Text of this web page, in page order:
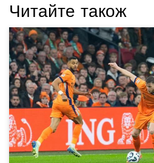
Читайте також